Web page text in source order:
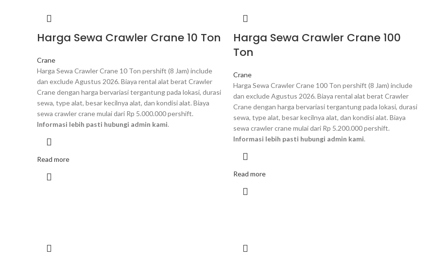
Harga Sewa Crawler Crane 10 Ton
Crane
Harga Sewa Crawler Crane 10 Ton pershift (8 Jam) include
dan exclude Agustus 2026. Biaya rental alat berat Crawler
Crane dengan harga bervariasi tergantung pada lokasi, durasi
sewa, type alat, besar kecilnya alat, dan kondisi alat. Biaya
sewa crawler crane mulai dari Rp 5.000.000 pershift.
Informasi lebih pasti hubungi admin kami.
Read more
Harga Sewa Crawler Crane 100
Ton
Crane
Harga Sewa Crawler Crane 100 Ton pershift (8 Jam) include
dan exclude Agustus 2026. Biaya rental alat berat Crawler
Crane dengan harga bervariasi tergantung pada lokasi, durasi
sewa, type alat, besar kecilnya alat, dan kondisi alat. Biaya
sewa crawler crane mulai dari Rp 5.200.000 pershift.
Informasi lebih pasti hubungi admin kami.
Read more